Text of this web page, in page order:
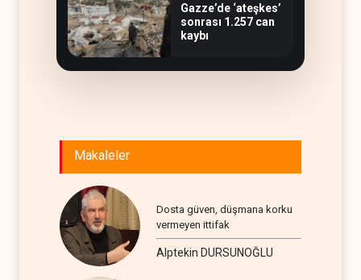
Gazze’de ‘ateşkes’
sonrası 1.257 can
kaybı
Makaleler
Dosta güven, düşmana korku
vermeyen ittifak
Alptekin DURSUNOĞLU